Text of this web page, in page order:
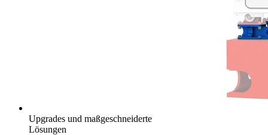
Upgrades und maßgeschneiderte
Lösungen